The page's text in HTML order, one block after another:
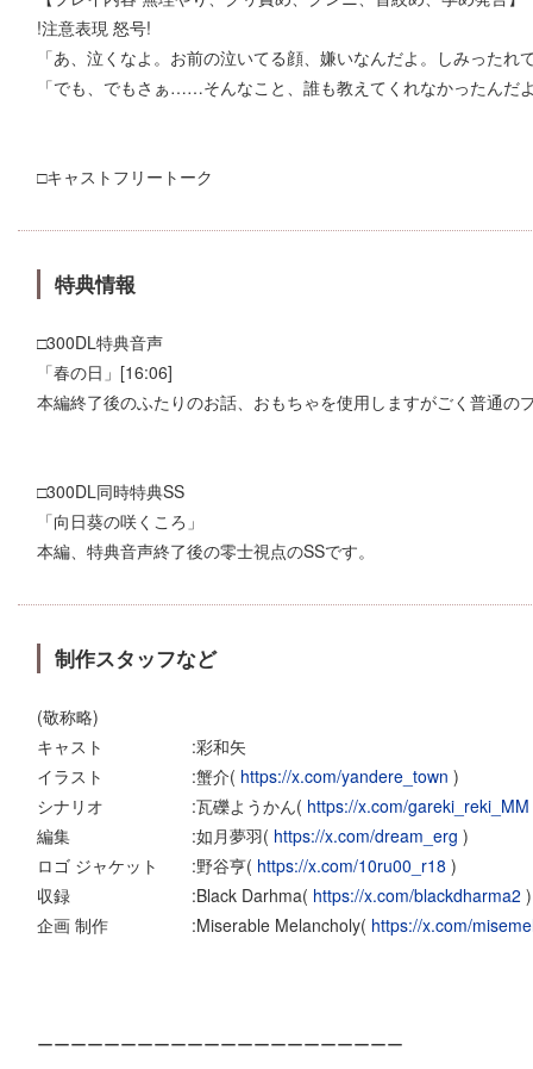
!注意表現 怒号!
「あ、泣くなよ。お前の泣いてる顔、嫌いなんだよ。しみった
「でも、でもさぁ……そんなこと、誰も教えてくれなかったんだ
□キャストフリートーク
特典情報
□300DL特典音声
「春の日」[16:06]
本編終了後のふたりのお話、おもちゃを使用しますがごく普通の
□300DL同時特典SS
「向日葵の咲くころ」
本編、特典音声終了後の零士視点のSSです。
制作スタッフなど
(敬称略)
キャスト :彩和矢
イラスト :蟹介( https://x.com/yandere_town )
シナリオ :瓦礫ようかん( https://x.com/gareki_reki_MM
編集 :如月夢羽( https://x.com/dream_erg )
ロゴ ジャケット :野谷亨( https://x.com/10ru00_r18 )
収録 :Black Darhma( https://x.com/blackdharma2 )
企画 制作 :Miserable Melancholy( https://x.com/
ーーーーーーーーーーーーーーーーーーーーーー